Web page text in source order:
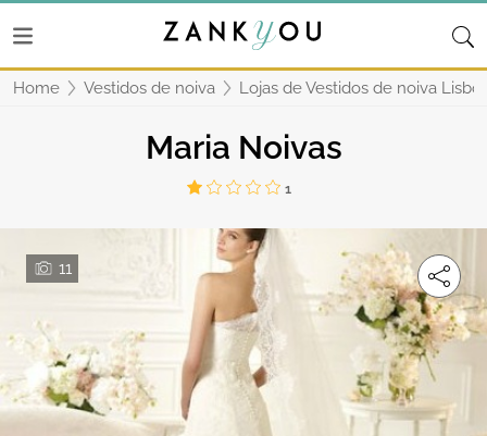
Home Vestidos de noiva Lojas de Vestidos de noiva
Maria Noivas
1
11